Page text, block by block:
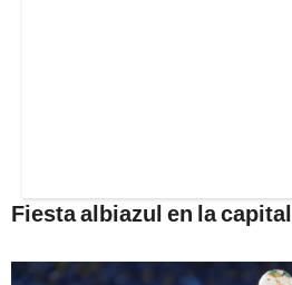
Fiesta albiazul en la capital